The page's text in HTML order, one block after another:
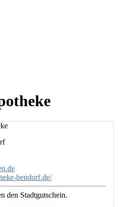
bendorf.de/
den Stadtgutschein.